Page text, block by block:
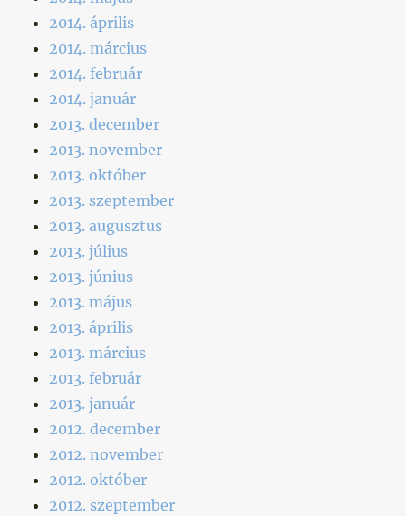
2014. április
2014. március
2014. február
2014. január
2013. december
2013. november
2013. október
2013. szeptember
2013. augusztus
2013. július
2013. június
2013. május
2013. április
2013. március
2013. február
2013. január
2012. december
2012. november
2012. október
2012. szeptember